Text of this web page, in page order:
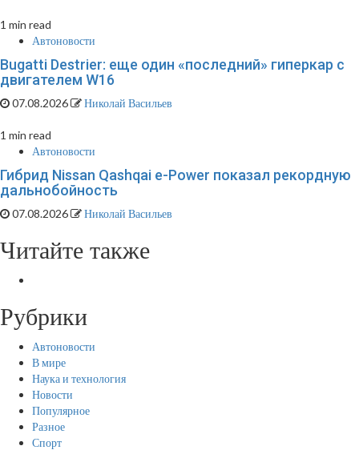
1 min read
Автоновости
Bugatti Destrier: еще один «последний» гиперкар с
двигателем W16
07.08.2026 Николай Васильев
1 min read
Автоновости
Гибрид Nissan Qashqai e-Power показал рекордную
дальнобойность
07.08.2026 Николай Васильев
Читайте также
Рубрики
Автоновости
В мире
Наука и технология
Новости
Популярное
Разное
Спорт